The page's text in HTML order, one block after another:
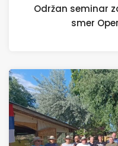
Održan seminar
smer